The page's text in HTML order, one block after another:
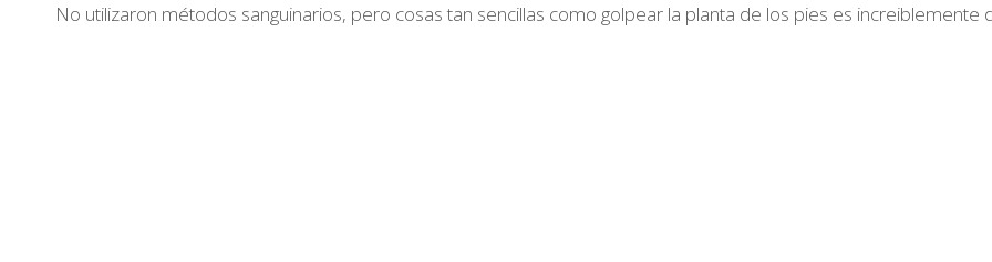
No utilizaron métodos sanguinarios, pero cosas tan sencillas como golpear la planta de los pies es increiblemente